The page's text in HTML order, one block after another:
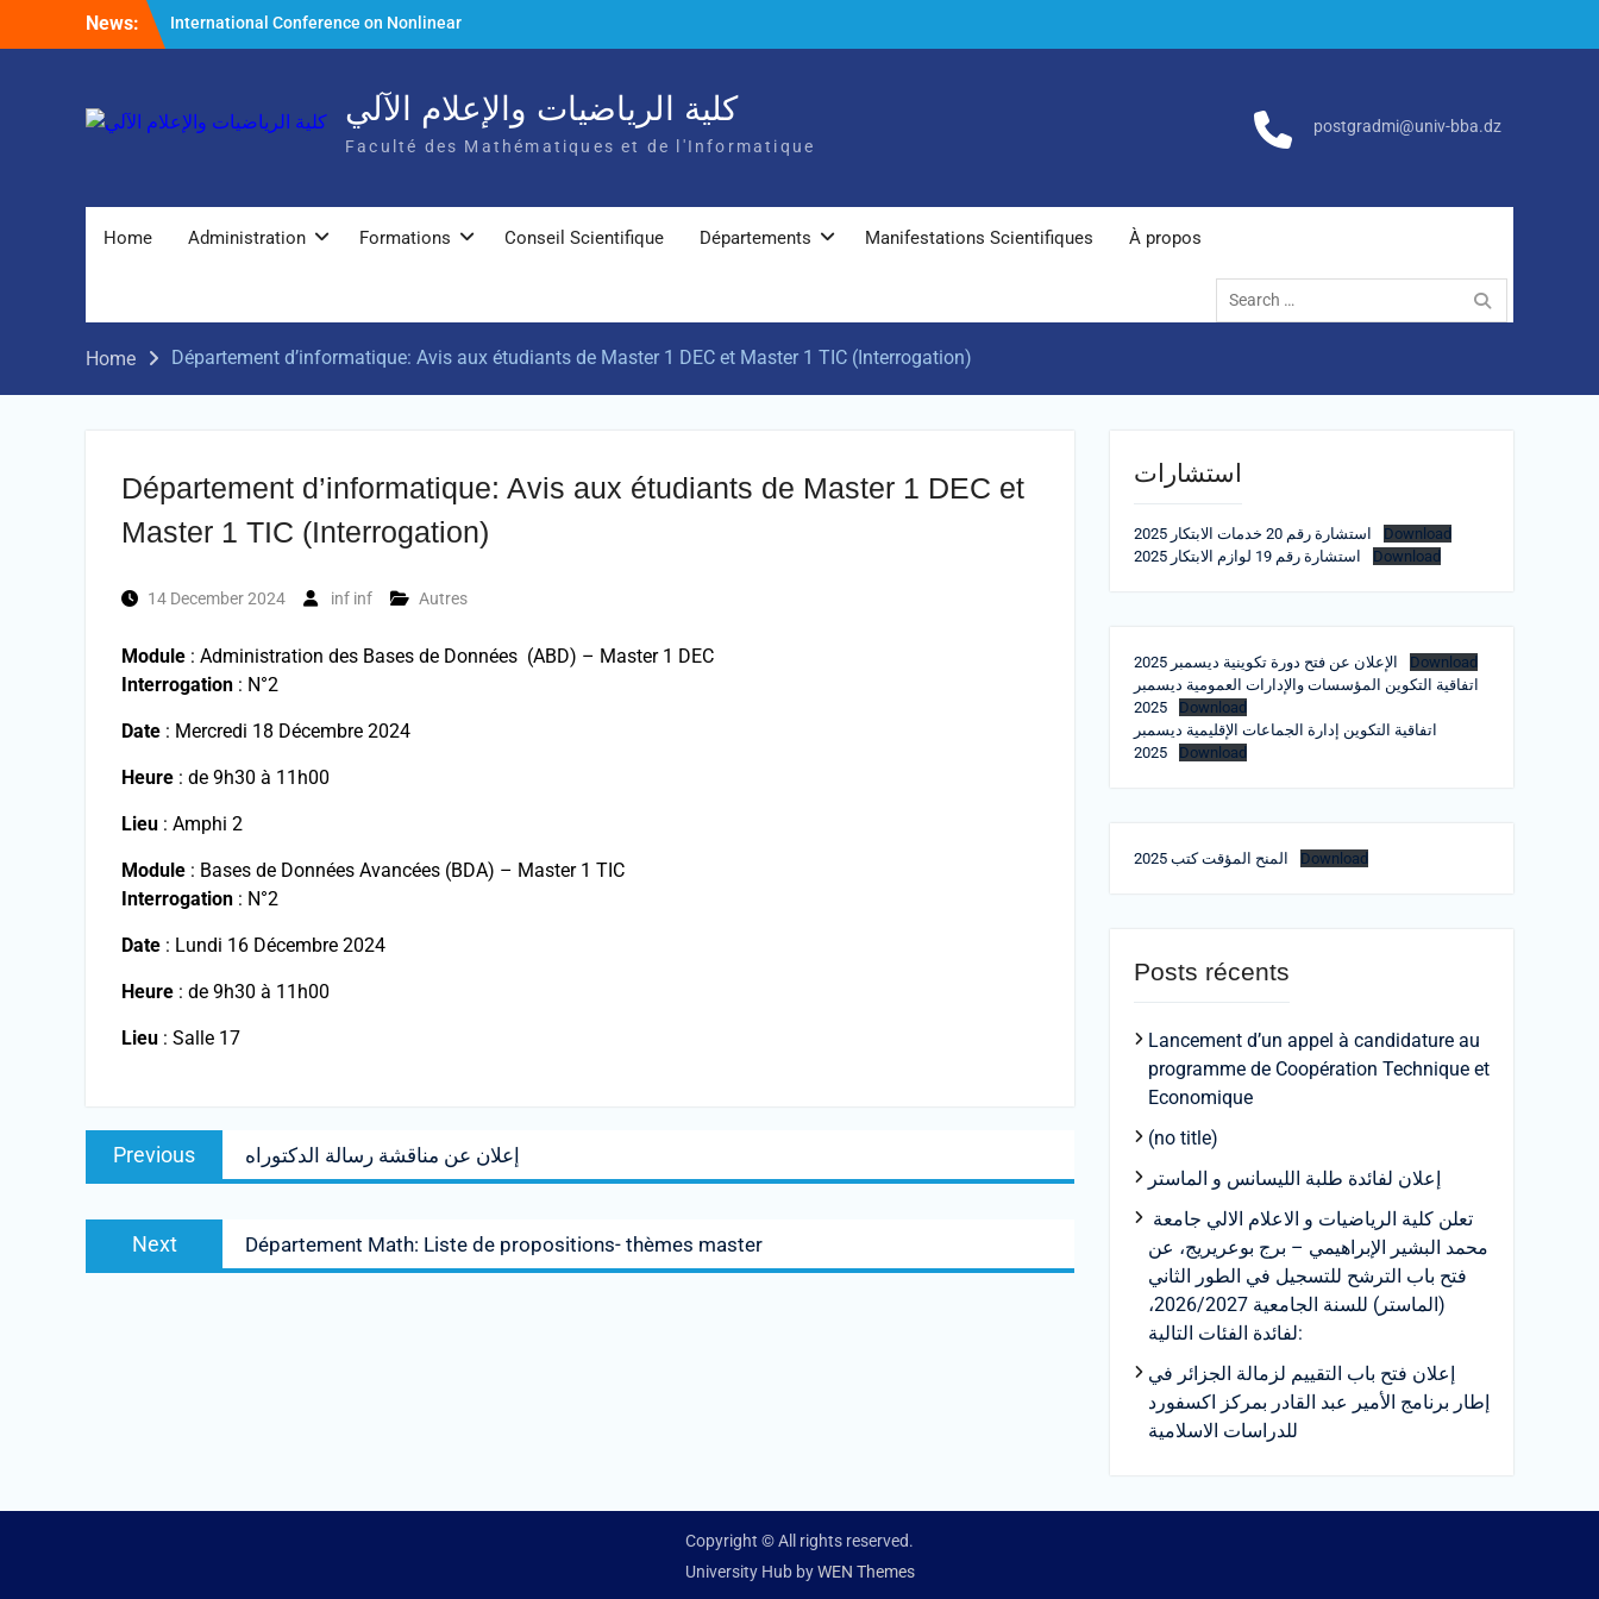
News:
International Conference on Nonlinear
Mathematical Analysis and Its Application
كلية الرياضيات والإعلام الآلي
Faculté des Mathématiques et de l'Informatique
postgradmi@univ-bba.dz
Home Administration Formations Conseil Scientifique Départements Manifestations Scientifiques À propos
Search
for:
Home Département d’informatique: Avis aux étudiants de Master 1 DEC et Master 1 TIC (Interrogation)
Département d’informatique: Avis aux étudiants de Master 1 DEC et
Master 1 TIC (Interrogation)
14 December 2024 inf inf Autres
Module : Administration des Bases de Données (ABD) – Master 1 DEC
Interrogation : N°2
Date : Mercredi 18 Décembre 2024
Heure : de 9h30 à 11h00
Lieu : Amphi 2
Module : Bases de Données Avancées (BDA) – Master 1 TIC
Interrogation : N°2
Date : Lundi 16 Décembre 2024
Heure : de 9h30 à 11h00
Lieu : Salle 17
Post
navigation
Previous
Previous
post:
إعلان عن مناقشة رسالة الدكتوراه
Next
Next
post:
Département Math: Liste de propositions- thèmes master
استشارات
استشارة رقم 20 خدمات الابتكار 2025
Download
استشارة رقم 19 لوازم الابتكار 2025
Download
الإعلان عن فتح دورة تكوينية ديسمبر 2025
Download
اتفاقية التكوين المؤسسات والإدارات العمومية ديسمبر
2025
Download
اتفاقية التكوين إدارة الجماعات الإقليمية ديسمبر
2025
Download
المنح المؤقت كتب 2025 Download
Posts récents
Lancement d’un appel à candidature au
programme de Coopération Technique et
Economique
(no title)
إعلان لفائدة طلبة الليسانس و الماستر
محمد البشير الإبراهيمي – برج بوعريريج، عن
فتح باب الترشح للتسجيل في الطور الثاني
(الماستر) للسنة الجامعية 2026/2027،
لفائدة الفئات التالية:
إعلان فتح باب التقييم لزمالة الجزائر في
إطار برنامج الأمير عبد القادر بمركز اكسفورد
للدراسات الاسلامية
Copyright © All rights reserved.
University Hub byWEN Themes